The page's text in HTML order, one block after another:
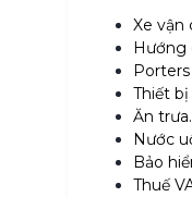
Xe vận
Hướng
Thiết
Ăn trưa.
Nước
Bảo
Thuế